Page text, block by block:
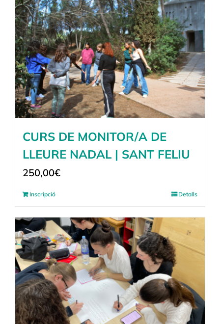
CURS DE MONITOR/A DE
LLEURE NADAL | SANT FELIU
250,00€
Inscripció Detalls